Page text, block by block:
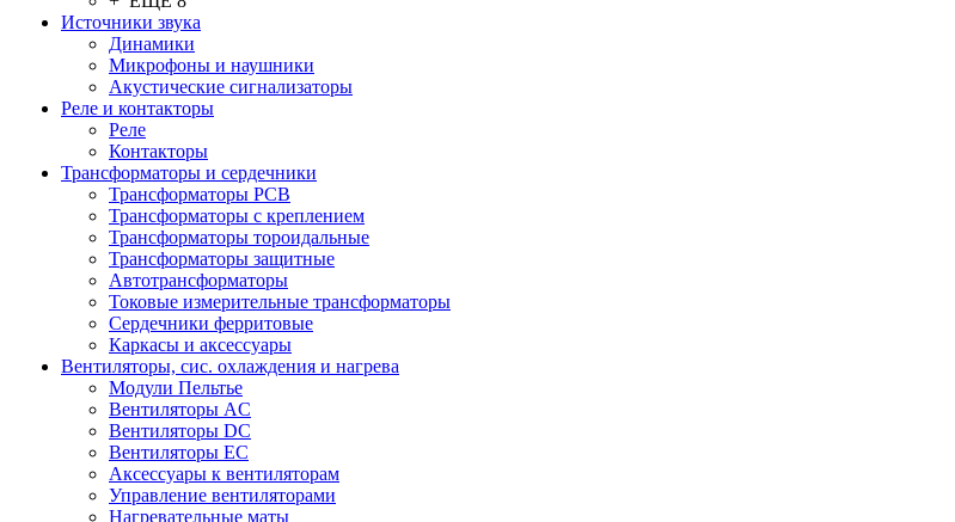
Источники звука
Динамики
Микрофоны и наушники
Акустические сигнализаторы
Реле и контакторы
Реле
Контакторы
Трансформаторы и сердечники
Трансформаторы PCB
Трансформаторы с креплением
Трансформаторы тороидальные
Трансформаторы защитные
Автотрансформаторы
Токовые измерительные трансформаторы
Сердечники ферритовые
Каркасы и аксессуары
Вентиляторы, сис. охлаждения и нагрева
Модули Пельтье
Вентиляторы AC
Вентиляторы DC
Вентиляторы EC
Аксессуары к вентиляторам
Управление вентиляторами
Нагревательные маты